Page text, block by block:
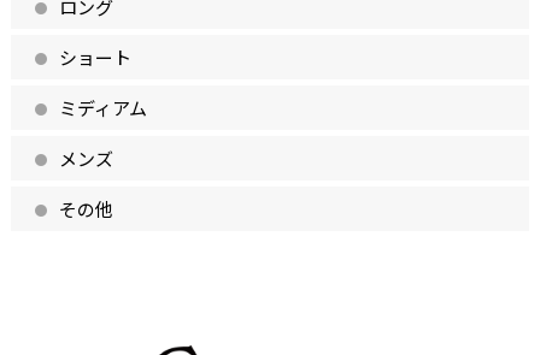
ロング
ショート
ミディアム
メンズ
その他